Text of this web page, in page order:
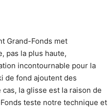
Grand-Fonds met
pas la plus haute,
incontournable pour la
de fond ajoutent des
la glisse est la raison de
teste notre technique et